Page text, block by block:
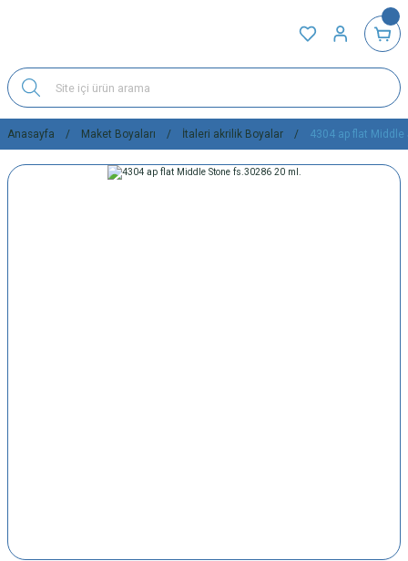
Anasayfa Maket Boyaları İtaleri akrilik Boyalar 4304 ap flat